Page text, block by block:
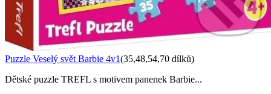
Puzzle Veselý svět Barbie 4v1(35,48,54,70 dílků)
Dětské puzzle TREFL s motivem panenek Barbie...